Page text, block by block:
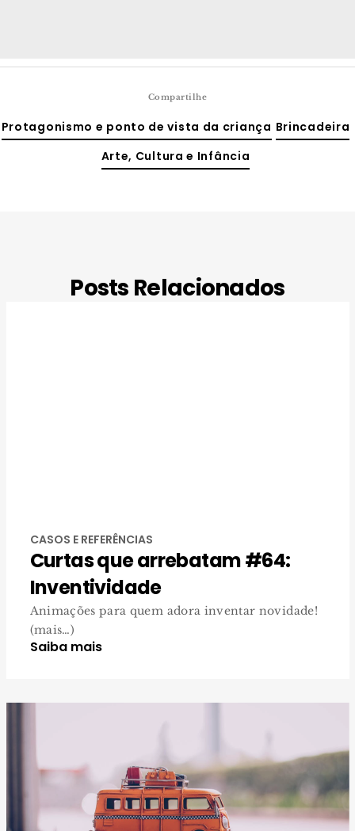
Compartilhe
Protagonismo e ponto de vista da criança Brincadeira
Arte, Cultura e Infância
Posts Relacionados
CASOS E REFERÊNCIAS
Curtas que arrebatam #64:
Inventividade
Animações para quem adora inventar novidade!
(mais…)
Saiba mais